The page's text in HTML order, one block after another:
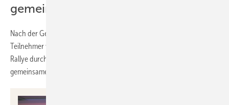
gemeinsame Erlebnisse
Nach der Generalversammlung ging es für die Teilnehmerinnen und
Teilnehmer weiter nach Heidelberg. Dort sorgte eine interaktive iPad-
Rallye durch die Altstadt für Teamgeist, Unterhaltung und
gemeinsames Entdecken.